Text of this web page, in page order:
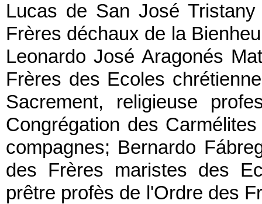
Lucas de San José
Frères déchaux de la
Leonardo José Aragonés
Frères des Ecoles
Sacrement, religieuse
Congrégation des
compagnes; Bernardo
des Frères maristes des
prêtre profès de l'Ordre des